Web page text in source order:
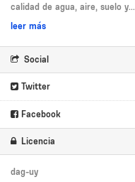
calidad de agua, aire, suelo y...
leer más
Social
Twitter
Facebook
Licencia
dag-uy